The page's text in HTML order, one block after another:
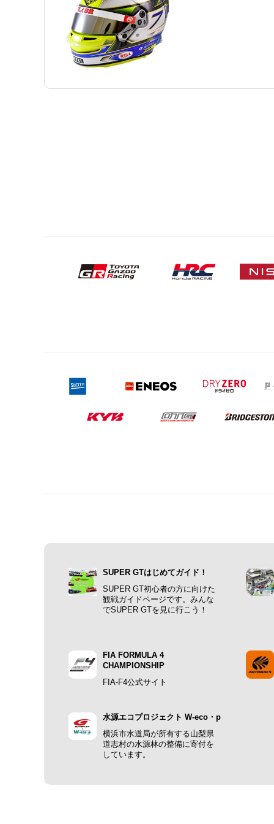
SUPER GTはじめてガイド！
SUPER GT初心者の方に向けた
観戦ガイドページです。みんな
でSUPER GTを見に行こう！
FIA FORMULA 4
CHAMPIONSHIP
FIA-F4公式サイト
水源エコプロジェクト W-eco・p
横浜市水道局が所有する山梨県
道志村の水源林の整備に寄付を
しています。